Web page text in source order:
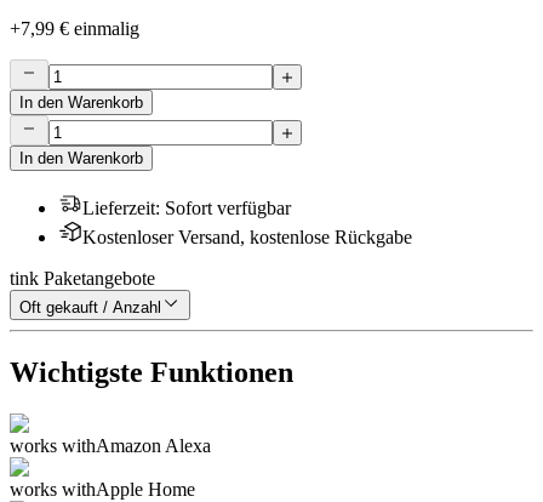
+7,99 € einmalig
In den Warenkorb
In den Warenkorb
Lieferzeit: Sofort verfügbar
Kostenloser Versand, kostenlose Rückgabe
tink Paketangebote
Oft gekauft / Anzahl
Wichtigste Funktionen
works withAmazon Alexa
works withApple Home